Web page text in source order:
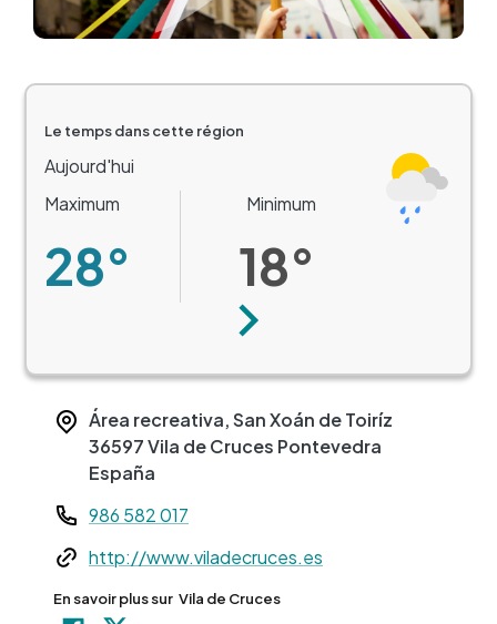
Le temps dans cette région
Aujourd'hui
Maximum
28°
Minimum
18°
Suivant
Área recreativa, San Xoán de Toiríz
36597Vila de Cruces Pontevedra
España
Teléfono
986 582 017
Webhttp://www.viladecruces.es
En savoir plus sur Vila de Cruces